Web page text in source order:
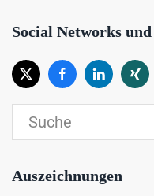
Social Networks und
Auszeichnungen